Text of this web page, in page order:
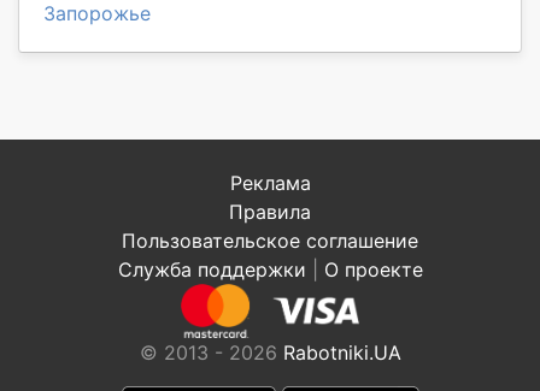
Запорожье
Реклама
Правила
Пользовательское соглашение
Служба поддержки
О проекте
© 2013 - 2026 Rabotniki.UA